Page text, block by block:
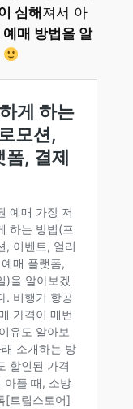
심해져서 아
매 방법을 알